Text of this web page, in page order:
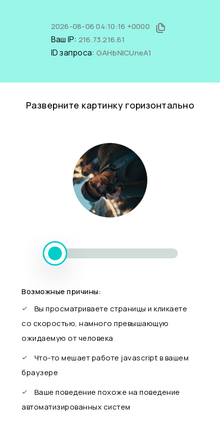
2026-08-06 04:10:16 +0000
Ваш IP: 216.73.216.61
ID запроса: GAHbNlCUneA1
Разверните картинку горизонтально
Возможные причины:
Вы просматриваете страницы и кликаете
со скоростью, намного превышающую
ожидаемую от человека
Что-то мешает работе javascript в вашем
браузере
Ваше поведение похоже на поведение
автоматизированных систем